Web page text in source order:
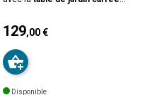
graphite. Inspirée de
compacte et design est idéale
pour aménager
Prix
129,00 €
Disponible